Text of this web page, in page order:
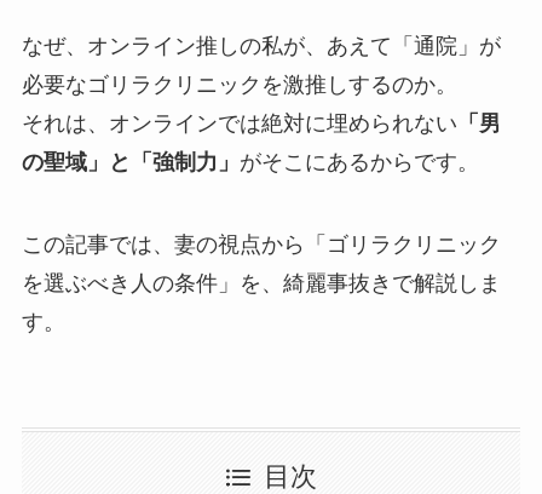
なぜ、オンライン推しの私が、あえて「通院」が
必要なゴリラクリニックを激推しするのか。
それは、オンラインでは絶対に埋められない 「男
の聖域」と「強制力」 がそこにあるからです。
この記事では、妻の視点から「ゴリラクリニック
を選ぶべき人の条件」を、綺麗事抜きで解説しま
す。
目次